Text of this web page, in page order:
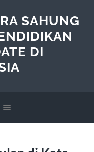
SAHUNG
DI